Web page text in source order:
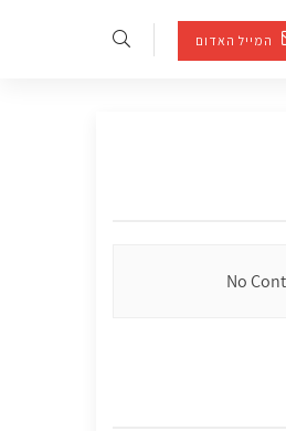
המייל האדום
No